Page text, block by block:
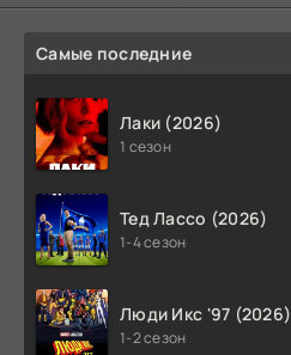
Самые последние
Лаки (2026)
1 сезон
Тед Лассо (2026)
1-4 сезон
Люди Икс '97 (2026)
1-2 сезон